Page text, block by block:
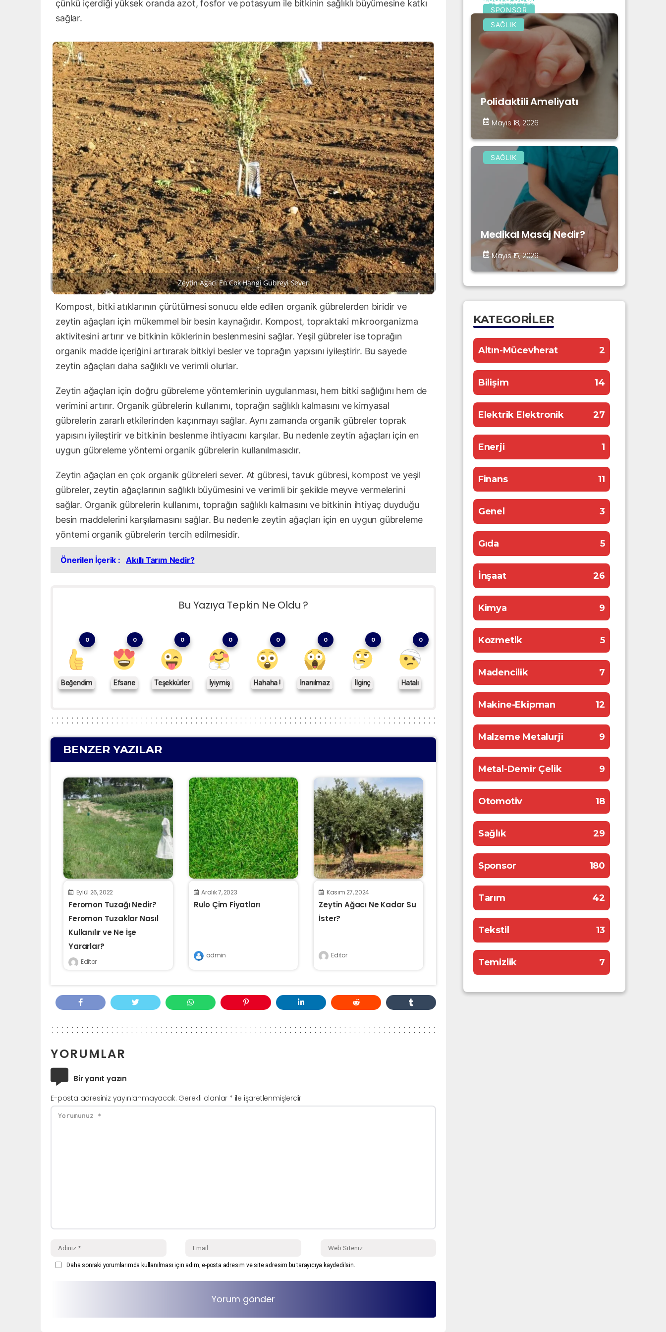
çünkü içerdiği yüksek oranda azot, fosfor ve potasyum ile bitkinin sağlıklı büyümesine katkı
sağlar.
Zeytin Agaci En Cok Hangi Gubreyi Sever
Kompost, bitki atıklarının çürütülmesi sonucu elde edilen organik gübrelerden biridir ve
zeytin ağaçları için mükemmel bir besin kaynağıdır. Kompost, topraktaki mikroorganizma
aktivitesini artırır ve bitkinin köklerinin beslenmesini sağlar. Yeşil gübreler ise toprağın
organik madde içeriğini artırarak bitkiyi besler ve toprağın yapısını iyileştirir. Bu sayede
zeytin ağaçları daha sağlıklı ve verimli olurlar.
Zeytin ağaçları için doğru gübreleme yöntemlerinin uygulanması, hem bitki sağlığını hem de
verimini artırır. Organik gübrelerin kullanımı, toprağın sağlıklı kalmasını ve kimyasal
gübrelerin zararlı etkilerinden kaçınmayı sağlar. Aynı zamanda organik gübreler toprak
yapısını iyileştirir ve bitkinin beslenme ihtiyacını karşılar. Bu nedenle zeytin ağaçları için en
uygun gübreleme yöntemi organik gübrelerin kullanılmasıdır.
Zeytin ağaçları en çok organik gübreleri sever. At gübresi, tavuk gübresi, kompost ve yeşil
gübreler, zeytin ağaçlarının sağlıklı büyümesini ve verimli bir şekilde meyve vermelerini
sağlar. Organik gübrelerin kullanımı, toprağın sağlıklı kalmasını ve bitkinin ihtiyaç duyduğu
besin maddelerini karşılamasını sağlar. Bu nedenle zeytin ağaçları için en uygun gübreleme
yöntemi organik gübrelerin tercih edilmesidir.
Önerilen İçerik : Akıllı Tarım Nedir?
Bu Yazıya Tepkin Ne Oldu ?
Beğendim
0
Efsane
0
Teşekkürler
0
İyiymiş
0
Hahaha !
0
İnanılmaz
0
İlginç
0
Hatalı
0
BENZER YAZILAR
Eylül 26, 2022
Feromon Tuzağı Nedir?
Feromon Tuzaklar Nasıl
Kullanılır ve Ne İşe
Yararlar?
Editor
Aralık 7, 2023
Rulo Çim Fiyatları
admin
Kasım 27, 2024
Zeytin Ağacı Ne Kadar Su
İster?
Editor
YORUMLAR
Bir yanıt yazın
E-posta adresiniz yayınlanmayacak. Gerekli alanlar * ile işaretlenmişlerdir
Daha sonraki yorumlarımda kullanılması için adım, e-posta adresim ve site adresim bu tarayıcıya kaydedilsin.
SPONSOR
SAĞLIK
Polidaktili Ameliyatı
Mayıs 18, 2026
SAĞLIK
Medikal Masaj Nedir?
Mayıs 15, 2026
KATEGORILER
Altın-Mücevherat 2
Bilişim 14
Elektrik Elektronik 27
Enerji 1
Finans 11
Genel 3
Gıda 5
İnşaat 26
Kimya 9
Kozmetik 5
Madencilik 7
Makine-Ekipman 12
Malzeme Metalurji 9
Metal-Demir Çelik 9
Otomotiv 18
Sağlık 29
Sponsor 180
Tarım 42
Tekstil 13
Temizlik 7